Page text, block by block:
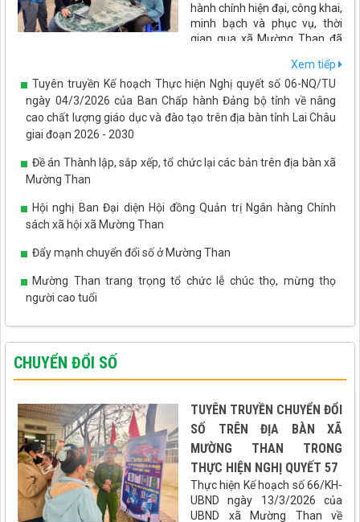
hành chính hiện đại, công khai,
minh bạch và phục vụ, thời
gian qua xã Mường Than đã
mọi hoạt động quản lý, điều hành và giải quyết thủ tục hành
chính. Những kết quả đạt được không chỉ nâng cao hiệu quả hoạt
động của cơ quan nhà nước mà còn tạo thuận lợi cho người dân,
doanh nghiệp, góp phần thúc đẩy phát triển kinh tế - xã hội trên
địa bàn.
Xem tiếp
Tuyên truyền Kế hoạch Thực hiện Nghị quyết số 06-NQ/TU
ngày 04/3/2026 của Ban Chấp hành Đảng bộ tỉnh về nâng
cao chất lượng giáo dục và đào tạo trên địa bàn tỉnh Lai Châu
giai đoạn 2026 - 2030
Đề án Thành lập, sắp xếp, tổ chức lại các bản trên địa bàn xã
Mường Than
Hội nghị Ban Đại diện Hội đồng Quản trị Ngân hàng Chính
sách xã hội xã Mường Than
Đẩy mạnh chuyển đổi số ở Mường Than
Mường Than trang trọng tổ chức lễ chúc thọ, mừng thọ
người cao tuổi
Tết Tây Bắc - ấm áp tình yêu thương
CHUYỂN ĐỔI SỐ
TUYÊN TRUYỀN CHUYỂN ĐỔI
SỐ TRÊN ĐỊA BÀN XÃ
MƯỜNG THAN TRONG
THỰC HIỆN NGHỊ QUYẾT 57
Thực hiện Kế hoạch số 66/KH-
UBND ngày 13/3/2026 của
UBND xã Mường Than về